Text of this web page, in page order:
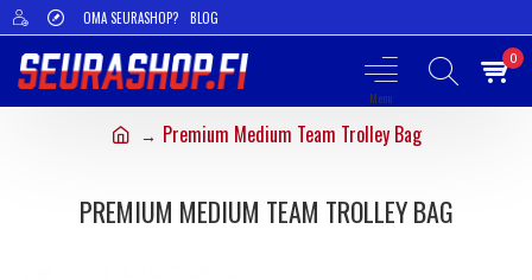
OMA SEURASHOP? BLOG
0
Premium Medium Team Trolley Bag
PREMIUM MEDIUM TEAM TROLLEY BAG